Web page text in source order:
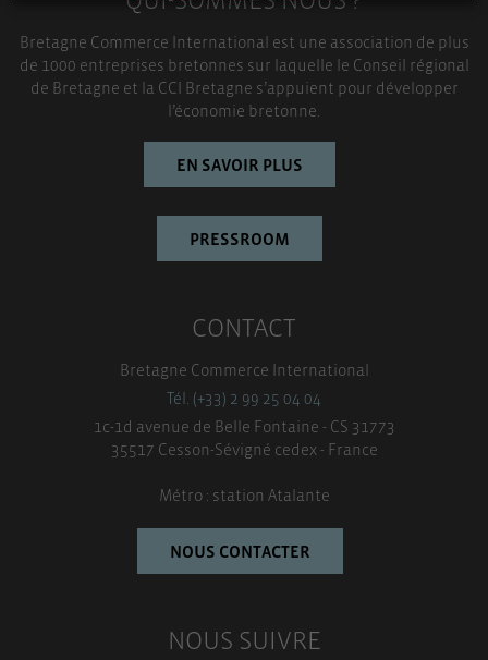
Bretagne Commerce International est une association de plus
de 1000 entreprises bretonnes sur laquelle le Conseil régional
de Bretagne et la CCI Bretagne s’appuient pour développer
l’économie bretonne.
EN SAVOIR PLUS
PRESSROOM
CONTACT
Bretagne Commerce International
Tél. (+33) 2 99 25 04 04
1c-1d avenue de Belle Fontaine - CS 31773
35517 Cesson-Sévigné cedex - France
Métro : station Atalante
NOUS CONTACTER
NOUS SUIVRE
TOUT ACCEPTER